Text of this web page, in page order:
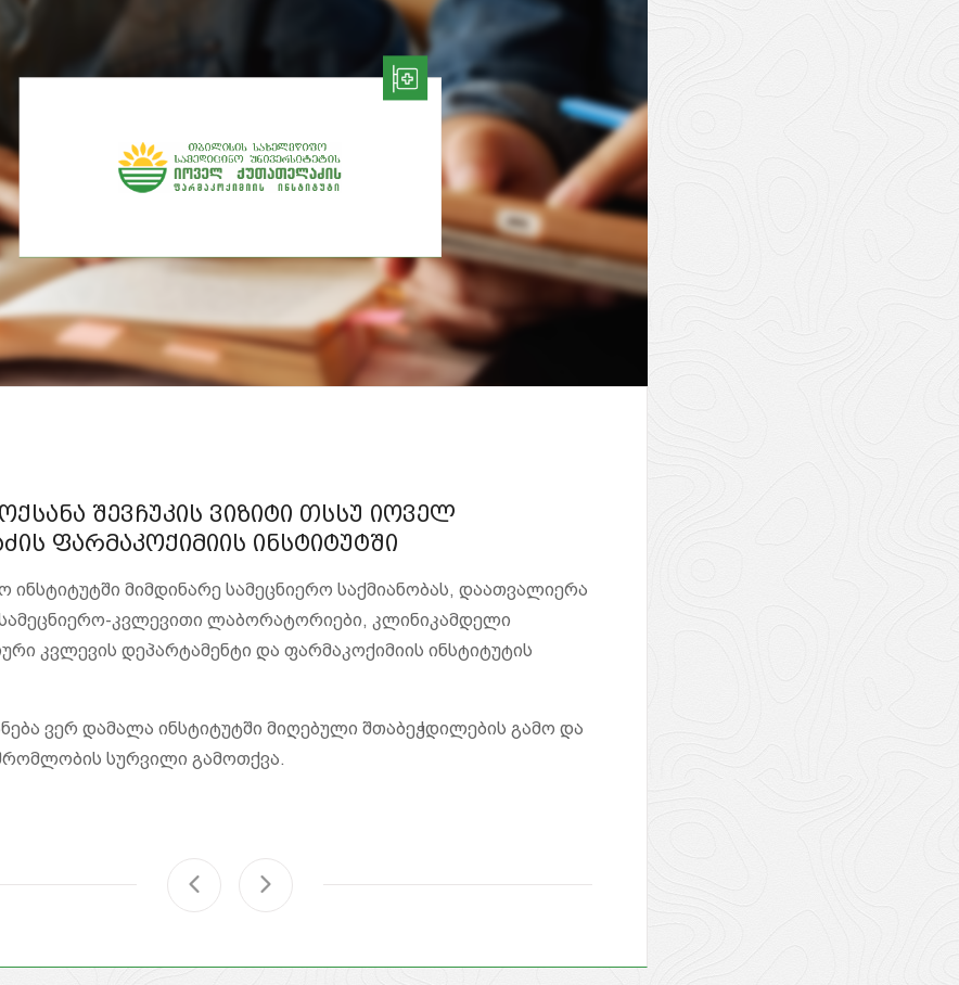
შევჩუკის ვიზიტი თსსუ იოველ
ფარმაკოქიმიის ინსტიტუტში
ინსტიტუტში მიმდინარე სამეცნიერო საქმიანობას, დაათვალიერა
კვლევითი ლაბორატორიები, კლინიკამდელი
კვლევის დეპარტამენტი და ფარმაკოქიმიის ინსტიტუტის
ვერ დამალა ინსტიტუტში მიღებული შთაბეჭდილების გამო და
სურვილი გამოთქვა.